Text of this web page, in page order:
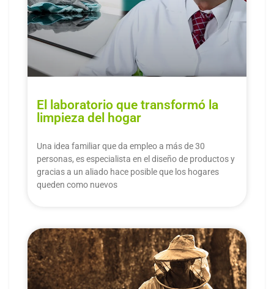
El laboratorio que transformó la
limpieza del hogar
Una idea familiar que da empleo a más de 30
personas, es especialista en el diseño de productos y
gracias a un aliado hace posible que los hogares
queden como nuevos